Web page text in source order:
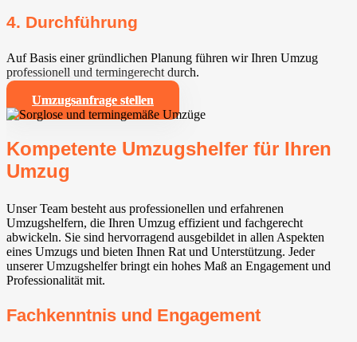
4. Durchführung
Auf Basis einer gründlichen Planung führen wir Ihren Umzug
professionell und termingerecht durch.
Umzugsanfrage stellen
Kompetente Umzugshelfer für Ihren
Umzug
Unser Team besteht aus professionellen und erfahrenen
Umzugshelfern, die Ihren Umzug effizient und fachgerecht
abwickeln. Sie sind hervorragend ausgebildet in allen Aspekten
eines Umzugs und bieten Ihnen Rat und Unterstützung. Jeder
unserer Umzugshelfer bringt ein hohes Maß an Engagement und
Professionalität mit.
Fachkenntnis und Engagement